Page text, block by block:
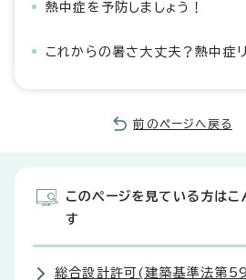
熱中症を予防しましょう！
これからの暑さ大丈夫？熱中症
前のページへ戻る
このページを見ている方はこ
す
総合設計許可(建築基準法第